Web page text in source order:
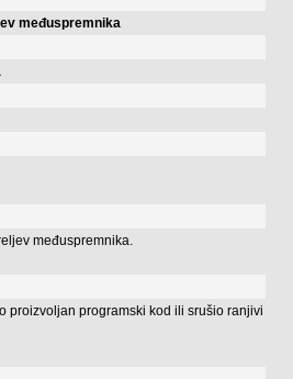
međuspremnika
međuspremnika.
proizvoljan programski kod ili srušio ranjivi